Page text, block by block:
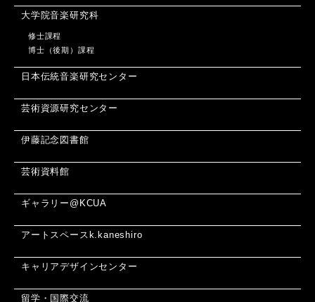
大学院音楽研究科
修士課程
博士（後期）課程
日本伝統音楽研究センター
芸術資源研究センター
伊藤記念図書館
芸術資料館
ギャラリー@KCUA
アートスペースk.kaneshiro
キャリアデザインセンター
留学・国際交流